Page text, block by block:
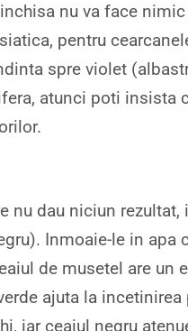
nu va face
pentru
spre violet
atunci poti insista
nu dau niciun rezultat,
Inmoaie-le in apa
de musetel are un
ajuta la incetinirea
iar ceaiul negru